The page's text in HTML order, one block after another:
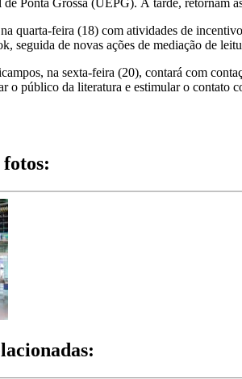
Ponta Grossa (UEPG). À tarde, retornam
quarta-feira (18) com atividades de
seguida de novas ações de mediação de
na sexta-feira (20), contará com
o público da literatura e estimular o contato